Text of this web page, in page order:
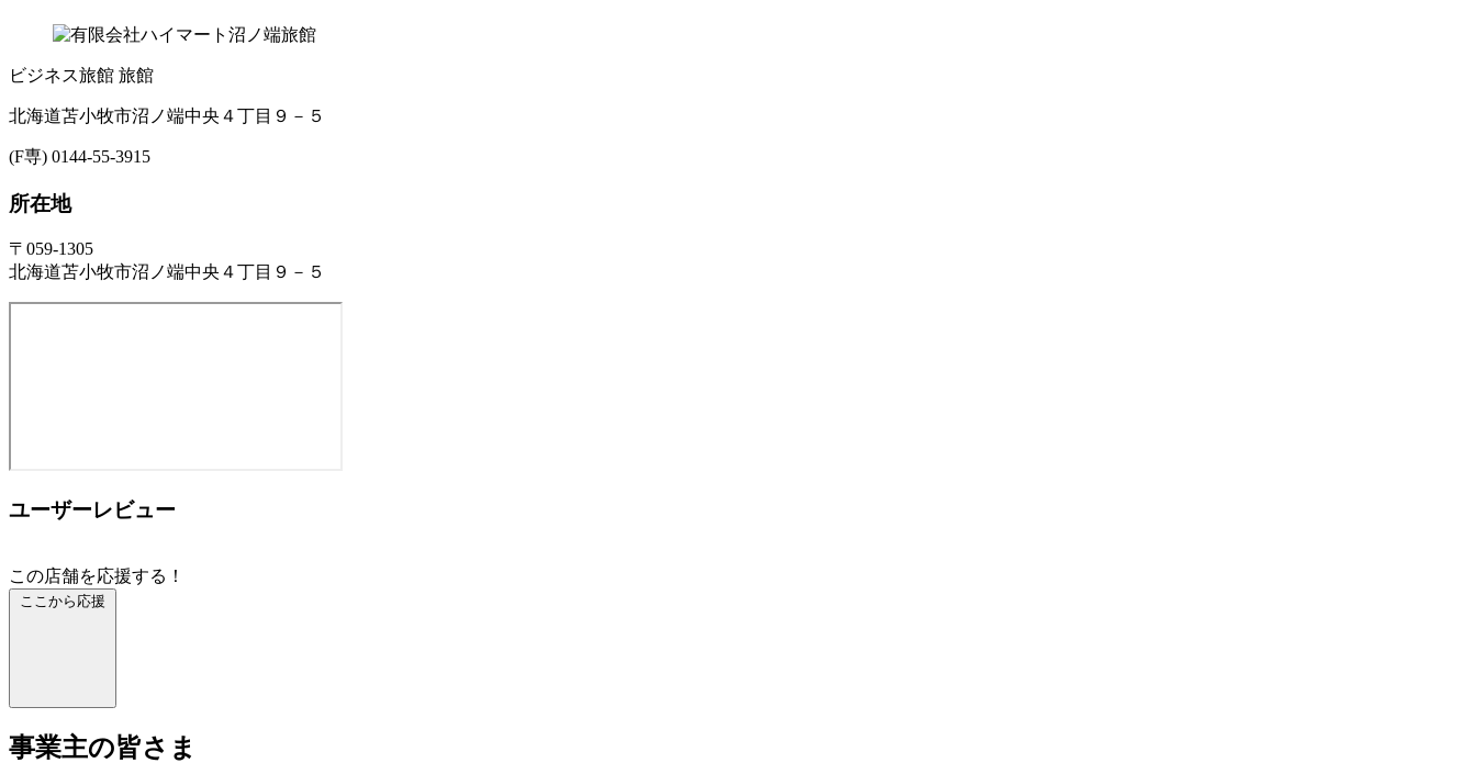
ビジネス旅館 旅館
北海道苫小牧市沼ノ端中央４丁目９－５
(F専) 0144-55-3915
所在地
〒059-1305
北海道苫小牧市沼ノ端中央４丁目９－５
ユーザーレビュー
この店舗を応援する！
ここから応援
事業主の皆さま